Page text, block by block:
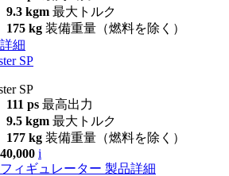
9.3 kgm 最大トルク
175 kg 装備重量（燃料を除く）
細
SP
SP
111 ps 最高出力
9.5 kgm 最大トルク
177 kg 装備重量（燃料を除く）
i
ィギュレーター 製品詳細